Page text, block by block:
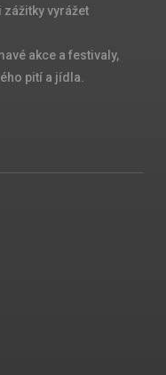
vyrážet
akce a festivaly,
pití a jídla.